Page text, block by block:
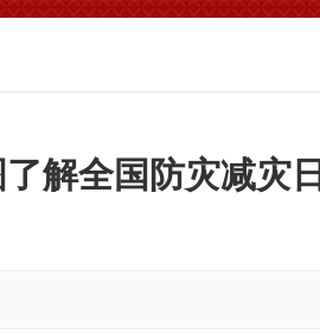
解全国防灾减灾日